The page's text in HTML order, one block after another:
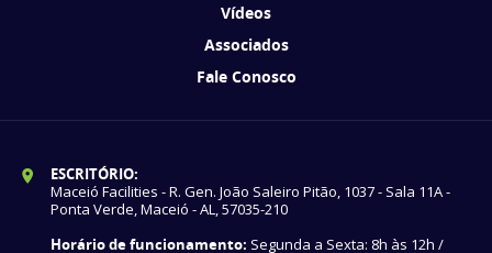
Vídeos
Associados
Fale Conosco
ESCRITÓRIO:
Maceió Facilities - R. Gen. João Saleiro Pitão, 1037 - Sala 11A -
Ponta Verde, Maceió - AL, 57035-210
Horário de funcionamento: Segunda a Sexta: 8h às 12h /